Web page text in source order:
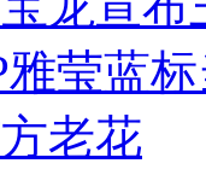
雅莹蓝
老花